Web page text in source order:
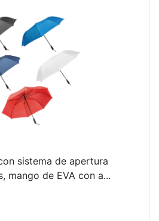
sistema de apertura
mango de EVA con a...